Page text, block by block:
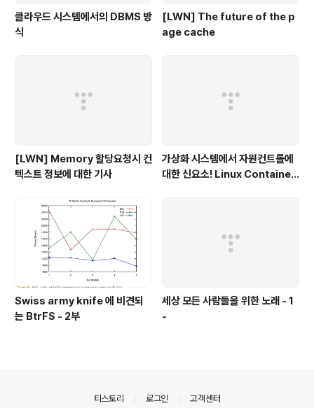
클라우드 시스템에서의 DBMS 방
식
[LWN] The future of the p
age cache
[LWN] Memory 할당요청시 컨
텍스트 정보에 대한 기사
가상화 시스템에서 자원컨트롤에
대한 신요소! Linux Container
Swiss army knife 에 비견되
는 BtrFS - 2부
세상 모든 사람들을 위한 노래 - 1
-
티스토리 로그인 고객센터